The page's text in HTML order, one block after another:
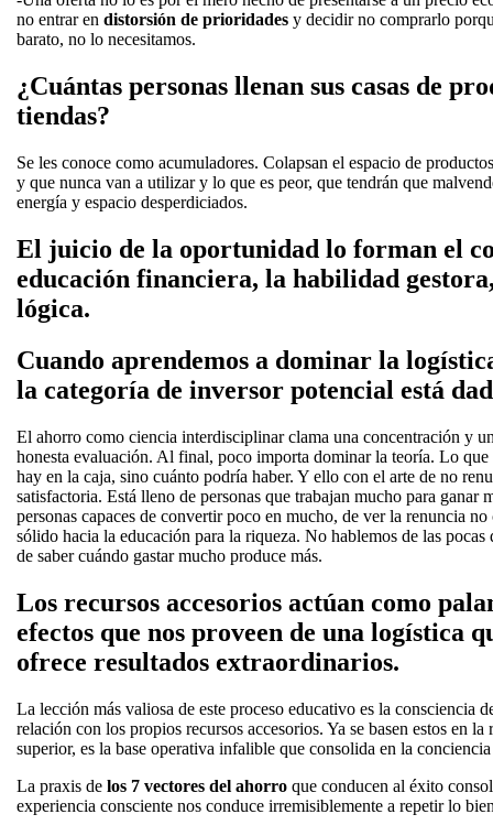
no entrar en distorsión de prioridades y decidir no comprarlo
barato, no lo necesitamos.
¿Cuántas personas llenan sus casas de
tiendas?
Se les conoce como acumuladores. Colapsan el espacio de
y que nunca van a utilizar y lo que es peor, que tendrán que
energía y espacio desperdiciados.
El juicio de la oportunidad lo forman el
educación financiera, la habilidad
lógica.
Cuando aprendemos a dominar la
la categoría de inversor potencial está
El ahorro como ciencia interdisciplinar clama una concentración y
honesta evaluación. Al final, poco importa dominar la teoría. Lo
hay en la caja, sino cuánto podría haber. Y ello con el arte de no
satisfactoria. Está lleno de personas que trabajan mucho para ganar
personas capaces de convertir poco en mucho, de ver la renuncia
sólido hacia la educación para la riqueza. No hablemos de las pocas
de saber cuándo gastar mucho produce más.
Los recursos accesorios actúan como
efectos que nos proveen de una logística
ofrece resultados extraordinarios.
La lección más valiosa de este proceso educativo es la consciencia
relación con los propios recursos accesorios. Ya se basen estos en
superior, es la base operativa infalible que consolida en la
La praxis de los 7 vectores del ahorro que conducen al éxito
experiencia consciente nos conduce irremisiblemente a repetir lo